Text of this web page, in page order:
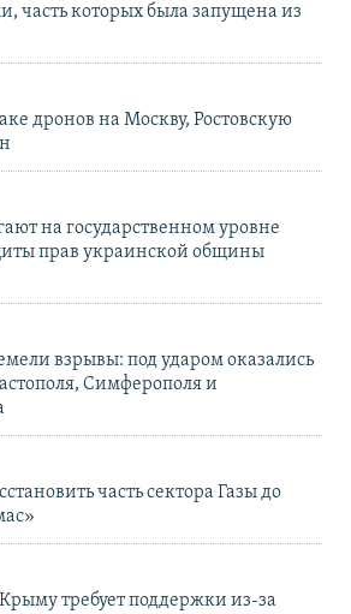
часть которых была запущена из
дронов на Москву, Ростовскую
на государственном уровне
прав украинской общины
взрывы: под ударом оказались
Симферополя и
часть сектора Газы до
требует поддержки из-за